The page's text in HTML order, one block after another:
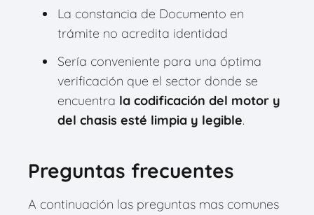
La constancia de Documento en
trámite no acredita identidad
Sería conveniente para una óptima
verificación que el sector donde se
encuentra la codificación del motor y
del chasis esté limpia y legible.
Preguntas frecuentes
A continuación las preguntas mas comunes